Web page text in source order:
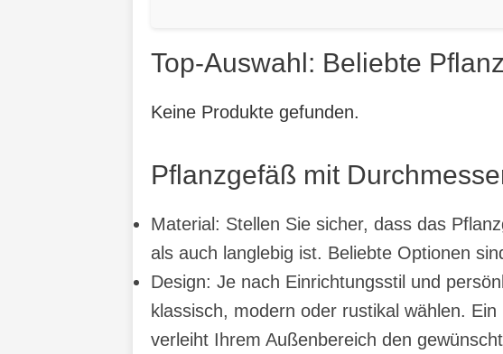
Top-Auswahl: Beliebte
Keine Produkte gefunden.
Pflanzgefäß mit
Material: Stellen Sie sicher, dass das
als auch langlebig ist. Beliebte Optionen
Design: Je nach Einrichtungsstil und
klassisch, modern oder rustikal wählen.
verleiht Ihrem Außenbereich den